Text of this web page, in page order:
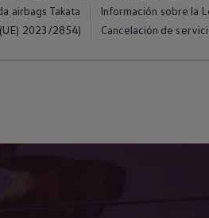
airbags Takata
Información sobre la
2023/2854) Cancelación de